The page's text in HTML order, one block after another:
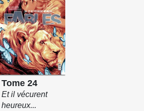
Tome 24
Et il vécurent
heureux...